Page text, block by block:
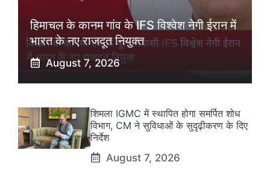
हिमाचल के कानम गांव के IFS विश्वेश नेगी ईरान में
भारत के नए राजदूत नियुक्त
August 7, 2026
शिमला IGMC में स्थापित होगा समर्पित शोध
विभाग, CM ने सुविधाओं के सुदृढ़ीकरण के दिए
निर्देश
August 7, 2026